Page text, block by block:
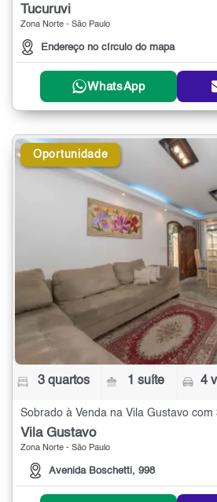
Tucuruvi
Zona Norte - São Paulo
Endereço no círculo do mapa
WhatsApp
Oportunidade
3 quartos 1 suíte 4
Sobrado à Venda na Vila Gustavo com
Vila Gustavo
Zona Norte - São Paulo
Avenida Boschetti, 998